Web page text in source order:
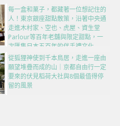
每一盒和菓子，都藏著一位想記住的
人！東京銀座甜點散策，沿著中央通
走進木村家、空也、虎屋、資生堂
Parlour等百年老舖與限定甜點，一
次匯集日本五百年的伴手禮文化
從狐狸神使到千本鳥居，走進一座由
願望堆疊而成的山｜京都自由行一定
要來的伏見稻荷大社與8個最值得停
留的風景